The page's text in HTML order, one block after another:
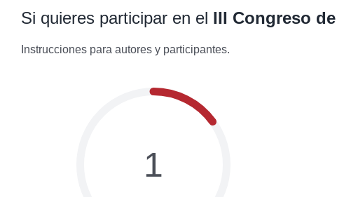
Si quieres participar en el III Congreso
Instrucciones para autores y participantes.
1